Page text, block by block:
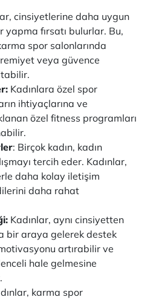
cinsiyetlerine daha uygun
fırsatı bulurlar. Bu,
spor salonlarında
veya güvence
Kadınlara özel spor
ihtiyaçlarına ve
özel fitness programları
: Birçok kadın, kadın
tercih eder. Kadınlar,
daha kolay iletişim
daha rahat
Kadınlar, aynı cinsiyetten
bir araya gelerek destek
artırabilir ve
hale gelmesine
karma spor